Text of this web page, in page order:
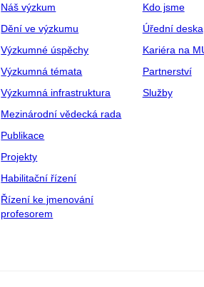
Náš výzkum
Dění ve výzkumu
Výzkumné úspěchy
Výzkumná témata
Výzkumná infrastruktura
Mezinárodní vědecká rada
Publikace
Projekty
Habilitační řízení
Řízení ke jmenování
profesorem
Kdo jsme
Úřední deska
Kariéra na
Partnerství
Služby